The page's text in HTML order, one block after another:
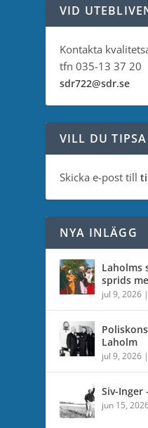
VID
Kontakta
tfn 035-13 37 20
sdr722@sdr.se
VILL DU
Skicka e-post till
NYA INLÄGG
Laholms
sprids
jul 9, 2026|
Laholm
jul 9, 2026|
Siv-Inger
jun 15,